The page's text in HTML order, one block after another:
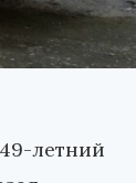
летний